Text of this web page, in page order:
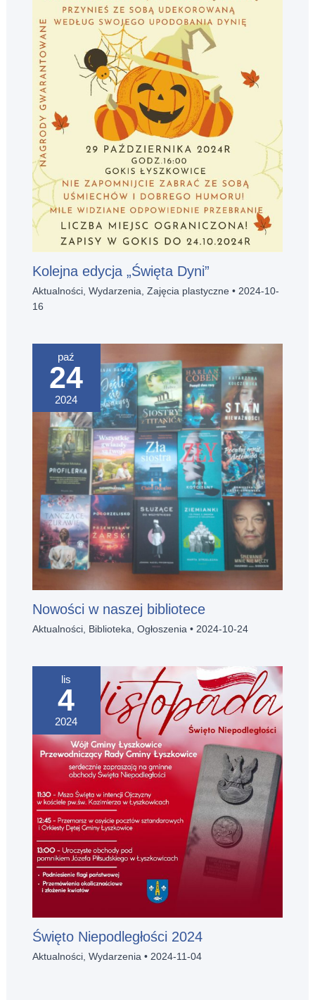
Kolejna edycja „Święta Dyni”
Aktualności, Wydarzenia, Zajęcia plastyczne• 2024-10-
16
paź
24
2024
Nowości w naszej bibliotece
Aktualności, Biblioteka Ogłoszenia • 2024-10-24
lis
4
2024
Święto Niepodległości 2024
Aktualności, Wydarzenia • 2024-11-04